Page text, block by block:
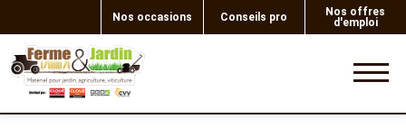
Nos occasions Conseils pro
Nos offres
d'emploi